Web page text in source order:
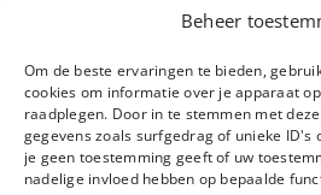
Beheer
Om de beste ervaringen te bieden,
cookies om informatie over je apparaat
raadplegen. Door in te stemmen met
gegevens zoals surfgedrag of unieke ID's
je geen toestemming geeft of uw
nadelige invloed hebben op bepaalde
tussen 09:00
ochtend:
middag:
avond:op